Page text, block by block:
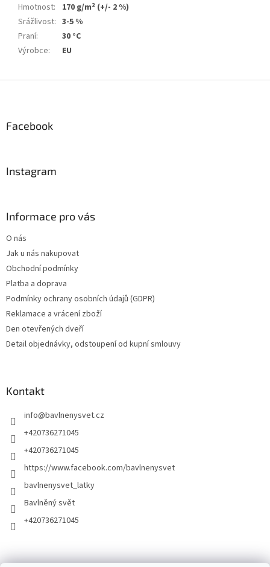
Hmotnost:
170 g/m² (+/- 2 %)
Srážlivost: 3-5 %
Praní:
30 °C
Výrobce: EU
Facebook
Instagram
Informace pro vás
O nás
Jak u nás nakupovat
Obchodní podmínky
Platba a doprava
Podmínky ochrany osobních údajů (GDPR)
Reklamace a vrácení zboží
Den otevřených dveří
Detail objednávky, odstoupení od kupní smlouvy
Kontakt
info@bavlnenysvet.cz
+420736271045
+420736271045
https://www.facebook.com/bavlnenysvet
bavlnenysvet_latky
Bavlněný svět
+420736271045